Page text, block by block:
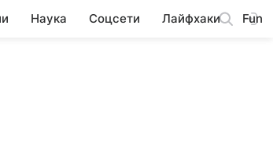
Наука Соцсети Лайфхаки Fun